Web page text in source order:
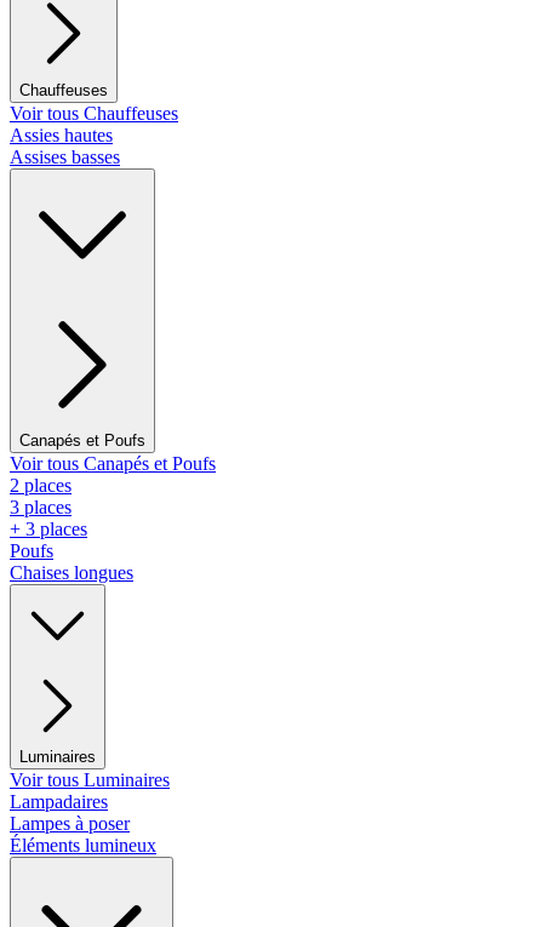
Chauffeuses
Voir tous Chauffeuses
Assies hautes
Assises basses
Canapés et Poufs
Voir tous Canapés et Poufs
2 places
3 places
+ 3 places
Poufs
Chaises longues
Luminaires
Voir tous Luminaires
Lampadaires
Lampes à poser
Éléments lumineux